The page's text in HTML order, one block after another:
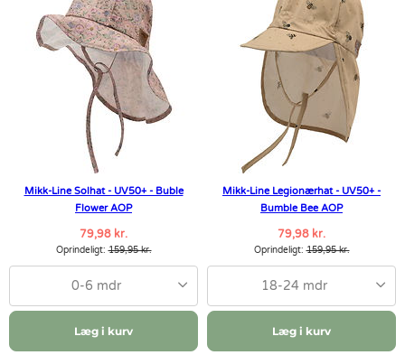
Mikk-Line Solhat - UV50+ - Buble
Flower AOP
79,98 kr.
Oprindeligt:159,95 kr.
0-6 mdr
Læg i kurv
Mikk-Line Legionærhat - UV50+ -
Bumble Bee AOP
79,98 kr.
Oprindeligt:159,95 kr.
18-24 mdr
Læg i kurv